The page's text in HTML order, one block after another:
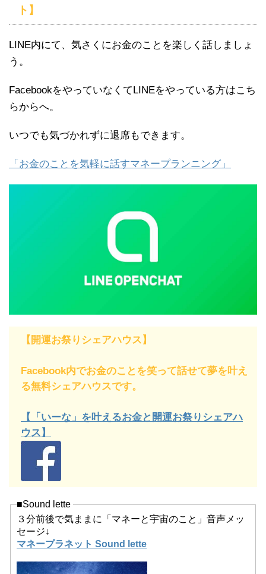
ト】
LINE内にて、気さくにお金のことを楽しく話しましょ
う。
FacebookをやっていなくてLINEをやっている方はこち
らからへ。
いつでも気づかれずに退席もできます。
「お金のことを気軽に話すマネープランニング」
【開運お祭りシェアハウス】
Facebook内でお金のことを笑って話せて夢を叶え
る無料シェアハウスです。
【「いーな」を叶えるお金と開運お祭りシェアハ
ウス】
■Sound lette
３分前後で気ままに「マネーと宇宙のこと」音声メッ
セージ↓
マネープラネット Sound lette